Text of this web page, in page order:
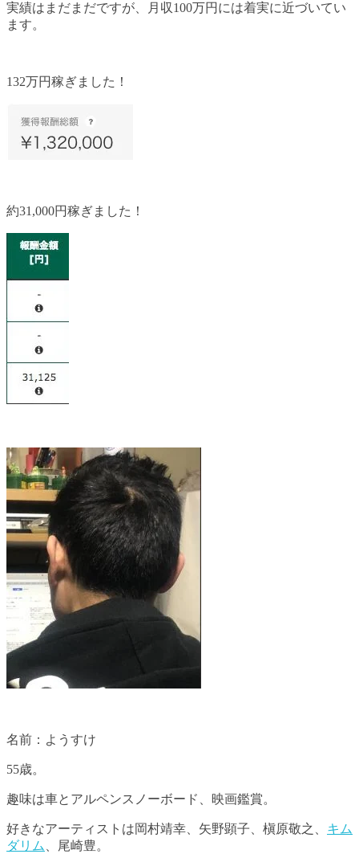
実績はまだまだですが、月収100万円には着実に近づいてい
ます。
132万円稼ぎました！
約31,000円稼ぎました！
名前：ようすけ
55歳。
趣味は車とアルペンスノーボード、映画鑑賞。
好きなアーティストは岡村靖幸、矢野顕子、槇原敬之、 キム
ダリム
、尾崎豊。